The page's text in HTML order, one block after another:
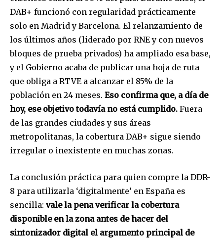
DAB+ funcionó con regularidad prácticamente
solo en Madrid y Barcelona. El relanzamiento de
los últimos años (liderado por RNE y con nuevos
bloques de prueba privados) ha ampliado esa base,
y el Gobierno acaba de publicar una hoja de ruta
que obliga a RTVE a alcanzar el 85% de la
población en 24 meses. Eso confirma que, a día de
hoy, ese objetivo todavía no está cumplido. Fuera
de las grandes ciudades y sus áreas
metropolitanas, la cobertura DAB+ sigue siendo
irregular o inexistente en muchas zonas.
La conclusión práctica para quien compre la DDR-
8 para utilizarla ‘digitalmente’ en España es
sencilla: vale la pena verificar la cobertura
disponible en la zona antes de hacer del
sintonizador digital el argumento principal de